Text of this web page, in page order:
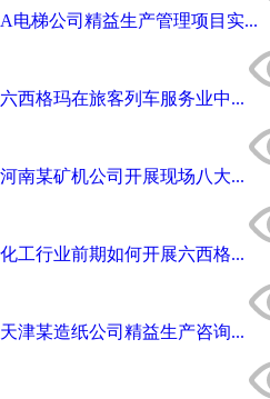
A电梯公司精益生产管理项目实...
六西格玛在旅客列车服务业中...
河南某矿机公司开展现场八大...
化工行业前期如何开展六西格...
天津某造纸公司精益生产咨询...